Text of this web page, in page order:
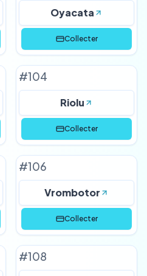
Oyacata
Collecter
#104
Riolu
Collecter
#106
Vrombotor
Collecter
#108